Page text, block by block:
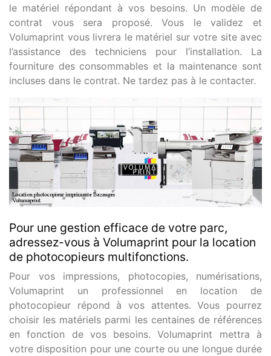
le matériel répondant à vos besoins. Un modèle de
contrat vous sera proposé. Vous le validez et
Volumaprint vous livrera le matériel sur votre site avec
l’assistance des techniciens pour l’installation. La
fourniture des consommables et la maintenance sont
incluses dans le contrat. Ne tardez pas à le contacter.
Pour une gestion efficace de votre parc,
adressez-vous à Volumaprint pour la location
de photocopieurs multifonctions.
Pour vos impressions, photocopies, numérisations,
Volumaprint un professionnel en location de
photocopieur répond à vos attentes. Vous pourrez
choisir les matériels parmi les centaines de références
en fonction de vos besoins. Volumaprint mettra à
votre disposition pour une courte ou une longue durée